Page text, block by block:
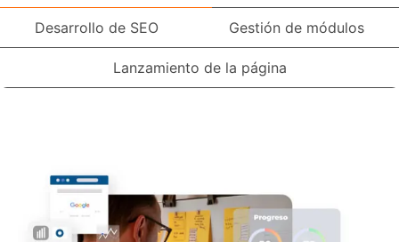
Desarrollo de SEO Gestión de módulos
Lanzamiento de la página